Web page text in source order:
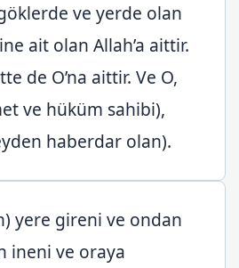
ve yerde olan
ait olan Allah’a aittir.
de O’na aittir. Ve O,
ve hüküm sahibi),
haberdar olan).
yere gireni ve ondan
ineni ve oraya